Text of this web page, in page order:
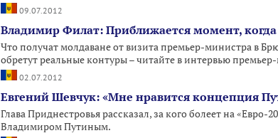
09.07.2012
Владимир Филат: Приближается момент,
Что получат молдаване от визита премьер-министра в
обретут реальные контуры – читайте в интервью
02.07.2012
Евгений Шевчук: «Мне нравится концепция
Глава Приднестровья рассказал, за кого болеет на
Владимиром Путиным.